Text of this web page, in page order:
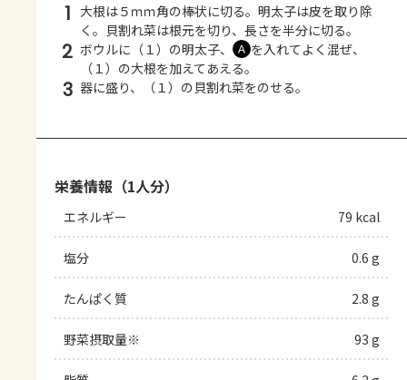
1 大根は５ｍｍ角の棒状に切る。明太子は皮を取り除
く。貝割れ菜は根元を切り、長さを半分に切る。
2 ボウルに（１）の明太子、 Ａ を入れてよく混ぜ、
（１）の大根を加えてあえる。
3 器に盛り、（１）の貝割れ菜をのせる。
栄養情報（1人分）
エネルギー 79 kcal
塩分 0.6 g
たんぱく質 2.8 g
野菜摂取量※ 93 g